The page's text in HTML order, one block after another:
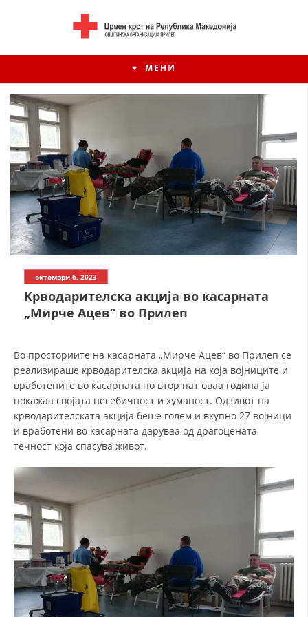
МЕНИ
ИСТОРИЈАТ НА ЦКРСМ
ИСТОРИЈАТ НА ДВИЖЕЊЕТО
СТРУКТУРА НА ОРГАНИЗАЦИЈАТА
ЧЛЕНСТВО ВО ПРОФЕСИОНАЛНИ ТЕЛА
ЗАКОН ЗА ЦКРМ
СТАТУТ НА ЦКРМ
РАКОВОДЕН ОДБОР
СОБРАНИЕ
СТРУКТУРА И ОРГАНИЗАЦИОНА ПОСТАВЕНОСТ
октомври 6, 2023
Крводарителска акција во касарната
„Мирче Ацев“ во Прилеп
Во просториите на касарната „Мирче Ацев“ во Прилеп се
реализираше крводарителска акција на која војниците и
вработените во касарната по втор пат оваа година ја
покажаа својата несебичност и хуманост. Одзивот на
крводарителската акција беше голем и вкупно 27 војници
и вработени во касарната даруваа од драгоцената
течност која спасува живот.